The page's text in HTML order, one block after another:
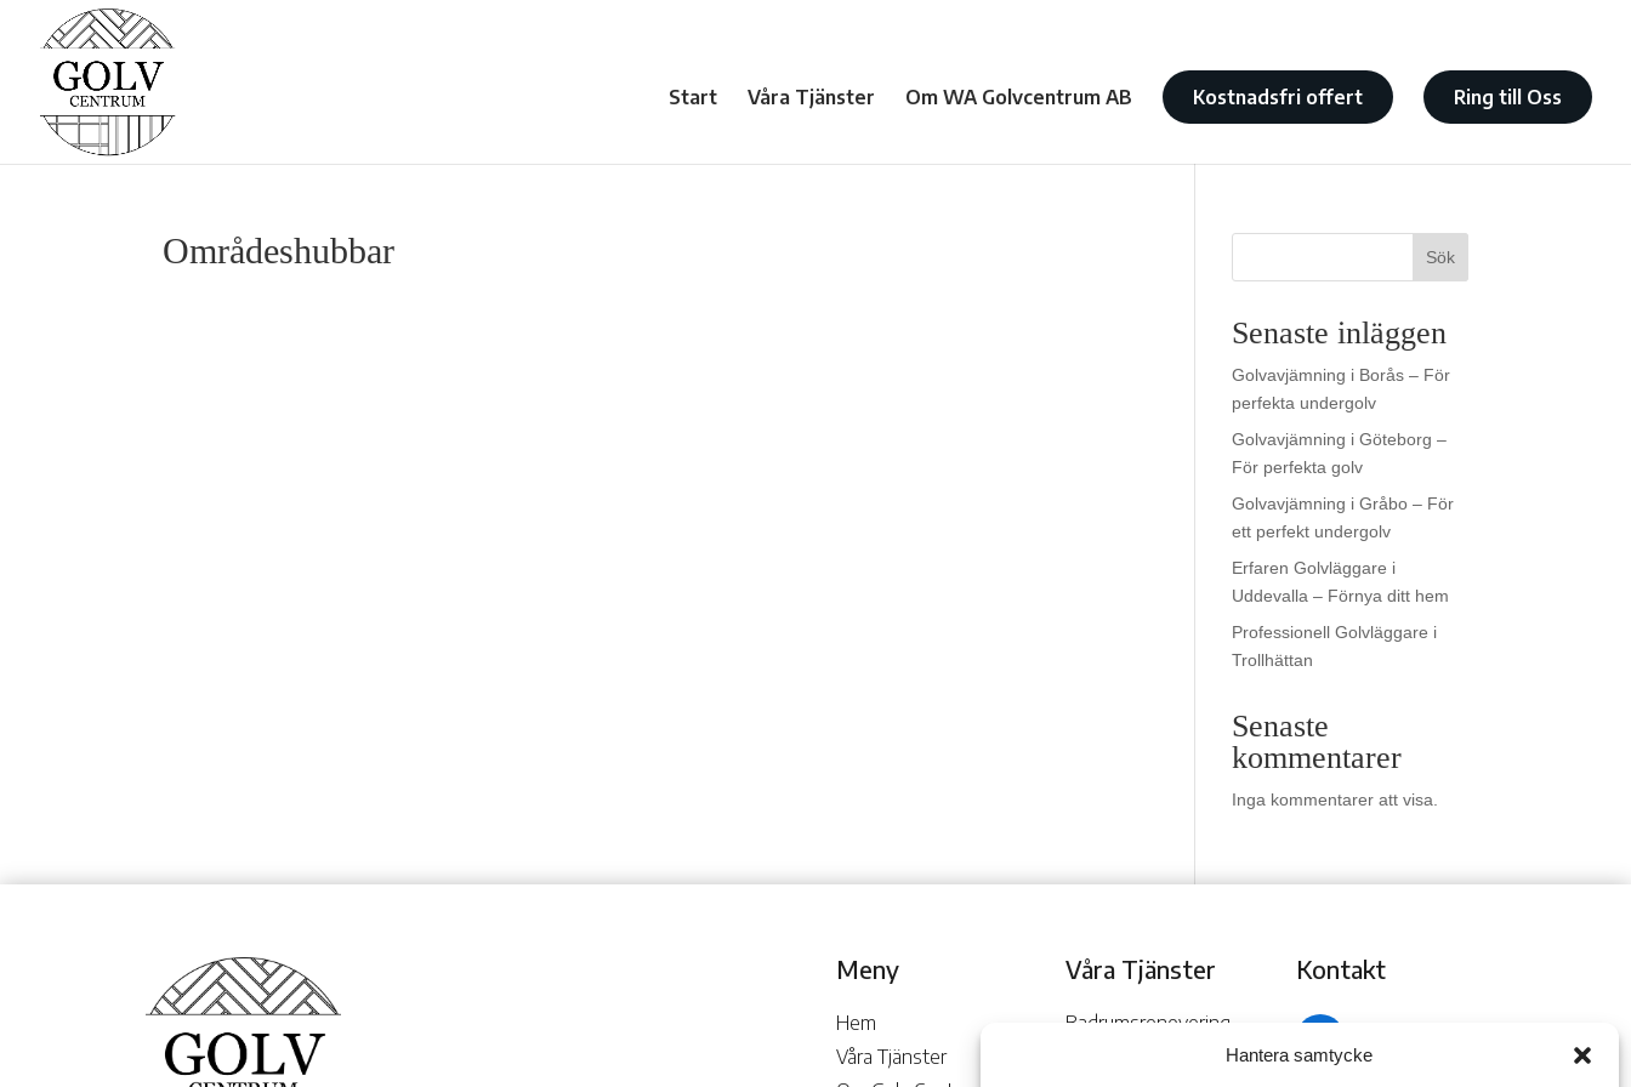
Hantera samtycke
Start Våra Tjänster Om WA Golvcentrum AB Kostnadsfri offert Ring till Oss
Områdeshubbar Sök
Senaste inläggen
Golvavjämning i Borås – För
perfekta undergolv
Golvavjämning i Göteborg –
För perfekta golv
Golvavjämning i Gråbo – För
ett perfekt undergolv
Erfaren Golvläggare i
Uddevalla – Förnya ditt hem
Professionell Golvläggare i
Trollhättan
Senaste
kommentarer
Inga kommentarer att visa.
Meny
Hem
Våra Tjänster
Våra Tjänster
Badrumsrenovering
Kontakt
02